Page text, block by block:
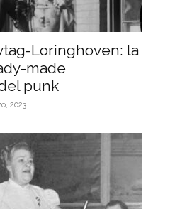
Loringhoven: la
made
punk
2023